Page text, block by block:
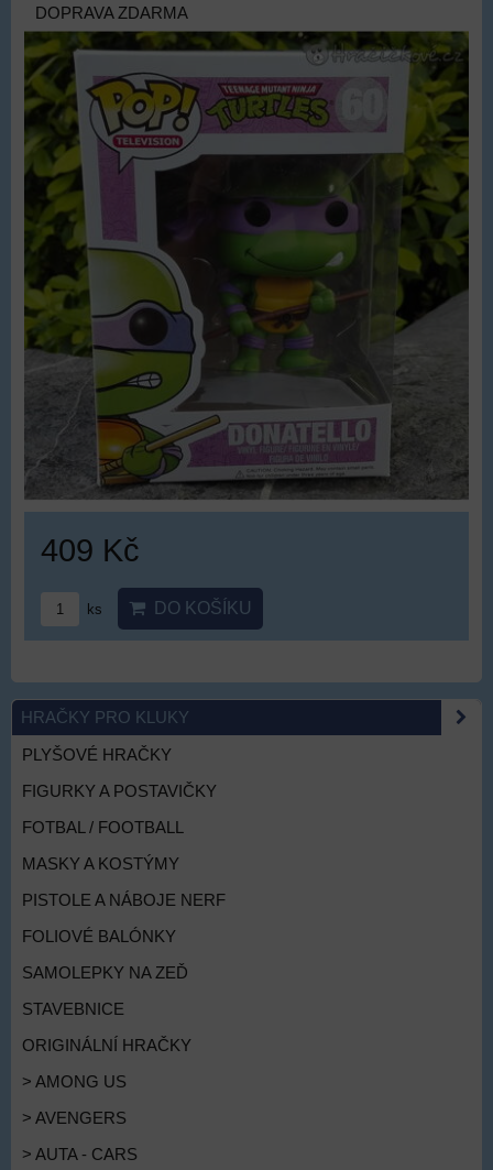
DOPRAVA ZDARMA
409 Kč
ks DO KOŠÍKU
HRAČKY PRO KLUKY
PLYŠOVÉ HRAČKY
FIGURKY A POSTAVIČKY
FOTBAL / FOOTBALL
MASKY A KOSTÝMY
PISTOLE A NÁBOJE NERF
FOLIOVÉ BALÓNKY
SAMOLEPKY NA ZEĎ
STAVEBNICE
ORIGINÁLNÍ HRAČKY
> AMONG US
> AVENGERS
> AUTA - CARS